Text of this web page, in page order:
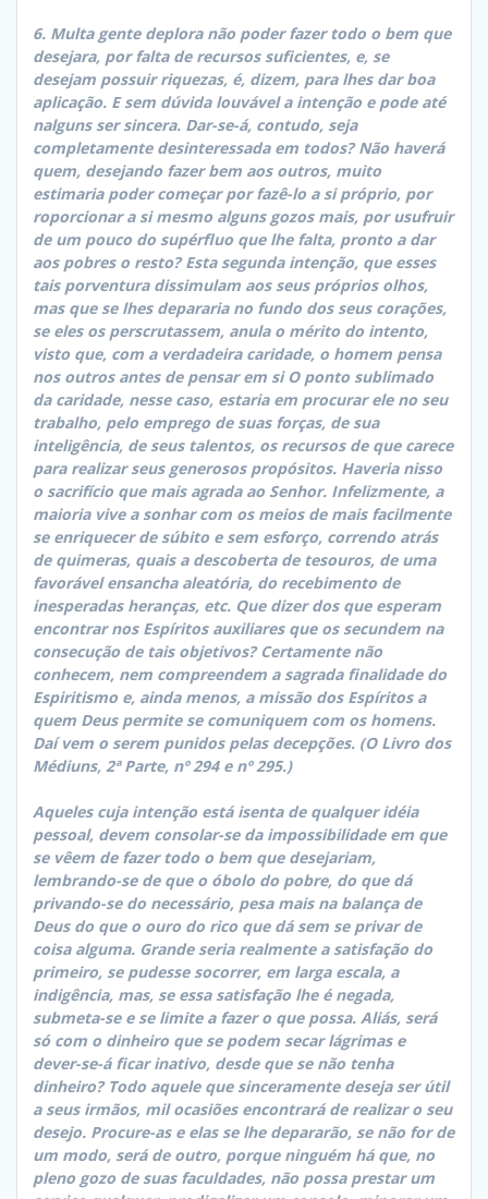
6. Multa gente deplora não poder fazer todo o bem que
desejara, por falta de recursos suficientes, e, se
desejam possuir riquezas, é, dizem, para lhes dar boa
aplicação. E sem dúvida louvável a intenção e pode até
nalguns ser sincera. Dar-se-á, contudo, seja
completamente desinteressada em todos? Não haverá
quem, desejando fazer bem aos outros, muito
estimaria poder começar por fazê-lo a si próprio, por
roporcionar a si mesmo alguns gozos mais, por usufruir
de um pouco do supérfluo que lhe falta, pronto a dar
aos pobres o resto? Esta segunda intenção, que esses
tais porventura dissimulam aos seus próprios olhos,
mas que se lhes depararia no fundo dos seus corações,
se eles os perscrutassem, anula o mérito do intento,
visto que, com a verdadeira caridade, o homem pensa
nos outros antes de pensar em si O ponto sublimado
da caridade, nesse caso, estaria em procurar ele no seu
trabalho, pelo emprego de suas forças, de sua
inteligência, de seus talentos, os recursos de que carece
para realizar seus generosos propósitos. Haveria nisso
o sacrifício que mais agrada ao Senhor. Infelizmente, a
maioria vive a sonhar com os meios de mais facilmente
se enriquecer de súbito e sem esforço, correndo atrás
de quimeras, quais a descoberta de tesouros, de uma
favorável ensancha aleatória, do recebimento de
inesperadas heranças, etc. Que dizer dos que esperam
encontrar nos Espíritos auxiliares que os secundem na
consecução de tais objetivos? Certamente não
conhecem, nem compreendem a sagrada finalidade do
Espiritismo e, ainda menos, a missão dos Espíritos a
quem Deus permite se comuniquem com os homens.
Daí vem o serem punidos pelas decepções. (O Livro dos
Médiuns, 2ª Parte, nº 294 e nº 295.)
Aqueles cuja intenção está isenta de qualquer idéia
pessoal, devem consolar-se da impossibilidade em que
se vêem de fazer todo o bem que desejariam,
lembrando-se de que o óbolo do pobre, do que dá
privando-se do necessário, pesa mais na balança de
Deus do que o ouro do rico que dá sem se privar de
coisa alguma. Grande seria realmente a satisfação do
primeiro, se pudesse socorrer, em larga escala, a
indigência, mas, se essa satisfação lhe é negada,
submeta-se e se limite a fazer o que possa. Aliás, será
só com o dinheiro que se podem secar lágrimas e
dever-se-á ficar inativo, desde que se não tenha
dinheiro? Todo aquele que sinceramente deseja ser útil
a seus irmãos, mil ocasiões encontrará de realizar o seu
desejo. Procure-as e elas se lhe depararão, se não for de
um modo, será de outro, porque ninguém há que, no
pleno gozo de suas faculdades, não possa prestar um